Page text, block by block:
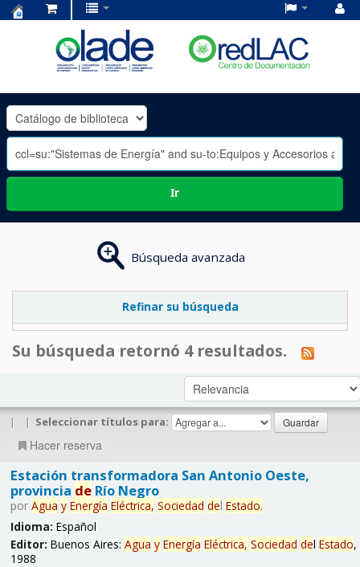
OLADE
-
Ir
Búsqueda avanzada
Refinar su búsqueda
Su búsqueda retornó 4 resultados.
| | Seleccionar títulos para:
Hacer reserva
Estación transformadora San Antonio Oeste,
provincia deRío Negro
por Agua y Energía Eléctrica, Sociedad del Estado.
Idioma: Español
Editor: Buenos Aires: Agua y Energía Eléctrica, Sociedad del Estado,
1988